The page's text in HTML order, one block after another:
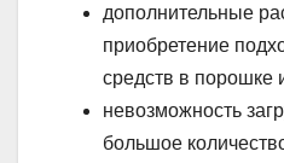
дополнительные
приобретение
средств в порошке
невозможность
большое